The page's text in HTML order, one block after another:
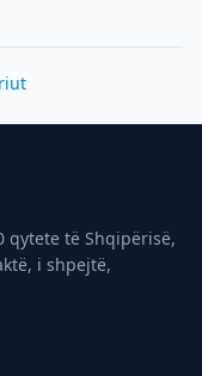
qytete të Shqipërisë,
i shpejtë,